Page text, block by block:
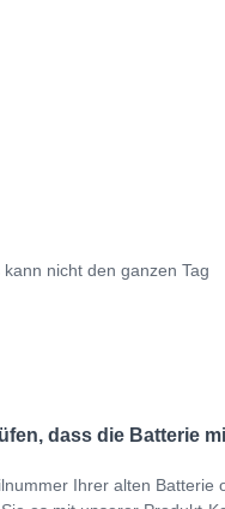
nicht den ganzen Tag
dass die Batterie
Ihrer alten